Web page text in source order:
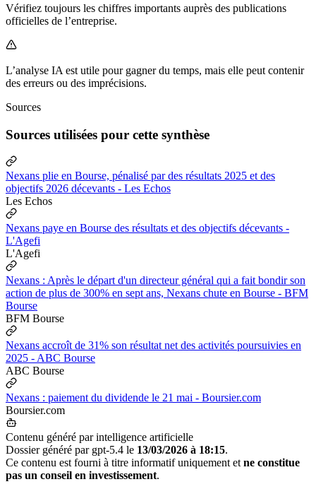
Vérifiez toujours les chiffres importants auprès des publications
officielles de l’entreprise.
L’analyse IA est utile pour gagner du temps, mais elle peut contenir
des erreurs ou des imprécisions.
Sources
Sources utilisées pour cette synthèse
Nexans plie en Bourse, pénalisé par des résultats 2025 et des
objectifs 2026 décevants - Les Echos
Les Echos
Nexans paye en Bourse des résultats et des objectifs décevants -
L'Agefi
L'Agefi
Nexans : Après le départ d'un directeur général qui a fait bondir son
action de plus de 300% en sept ans, Nexans chute en Bourse - BFM
Bourse
BFM Bourse
Nexans accroît de 31% son résultat net des activités poursuivies en
2025 - ABC Bourse
ABC Bourse
Nexans : paiement du dividende le 21 mai - Boursier.com
Boursier.com
Contenu généré par intelligence artificielle
Dossier généré par gpt-5.4 le 13/03/2026 à 18:15.
Ce contenu est fourni à titre informatif uniquement et ne constitue
pas un conseil en investissement.